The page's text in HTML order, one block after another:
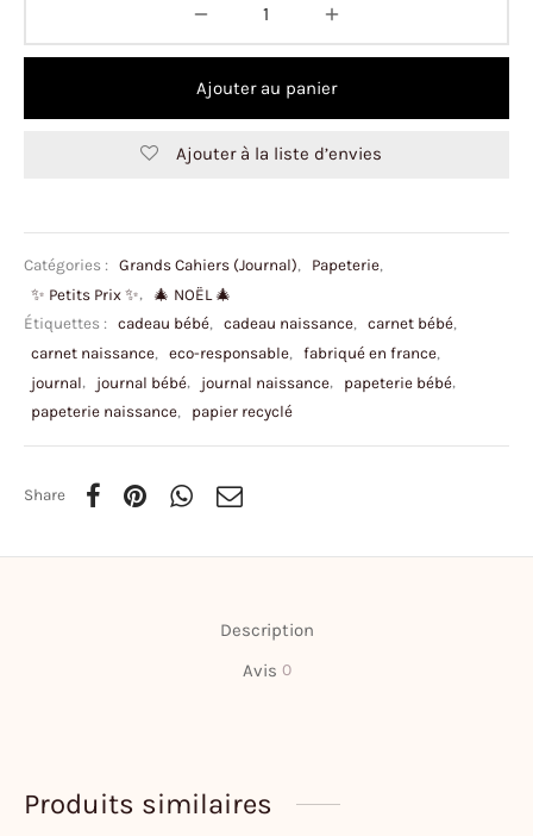
Ajouter au panier
Ajouter à la liste d’envies
Catégories : Grands Cahiers (Journal), Papeterie,
✨ Petits Prix ✨,
🎄 NOËL 🎄
Étiquettes : cadeau bébé, cadeau naissance, carnet bébé,
carnet naissance, eco-responsable, fabriqué en france,
journal, journal bébé, journal naissance, papeterie bébé,
papeterie naissance, papier recyclé
Share
Description
Avis 0
Produits similaires